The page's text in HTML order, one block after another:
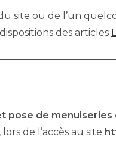
site ou de l’un
des articles
pose de
de l’accès au site